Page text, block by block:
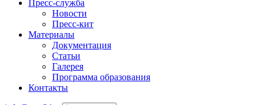
Пресс-служба
Новости
Пресс-кит
Материалы
Документация
Статьи
Галерея
Программа образования
Контакты